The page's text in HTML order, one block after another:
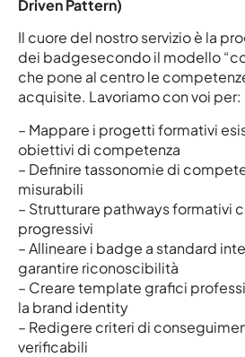
Driven Pattern)
Il cuore del nostro servizio è la
dei badgesecondo il modello
che pone al centro le
acquisite. Lavoriamo con voi per:
– Mappare i progetti formativi
obiettivi di competenza
– Definire tassonomie di
misurabili
– Strutturare pathways formativi
progressivi
– Allineare i badge a standard
garantire riconoscibilità
– Creare template grafici
la brand identity
– Redigere criteri di
verificabili